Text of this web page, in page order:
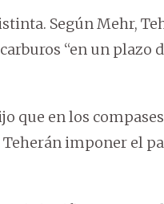
Según Mehr,
“en un plazo
que en los
imponer el